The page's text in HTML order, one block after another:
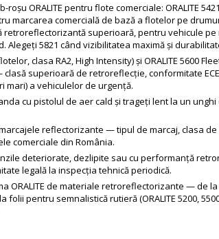
ORALITE pentru flote comerciale: ORALITE
comercială de bază a flotelor pe
superioară, pentru vehicule pe
5821 când vizibilitatea maximă și
clasa RA2, High Intensity) și ORALITE
superioară de retroreflecție, conformitate
mari) a vehiculelor de urgență.
cu pistolul de aer cald și trageți lent la un
reflectorizante — tipul de marcaj, clasa
comerciale din România.
deteriorate, dezlipite sau cu performanță
legală la inspecția tehnică periodică.
ORALITE de materiale retroreflectorizante — de la
folii pentru semnalistică rutieră (ORALITE